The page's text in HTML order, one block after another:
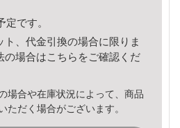
です。
、代金引換の場合に限りま
の場合はこちら をご確認くだ
場合や在庫状況によって、商品
ただく場合がございます。